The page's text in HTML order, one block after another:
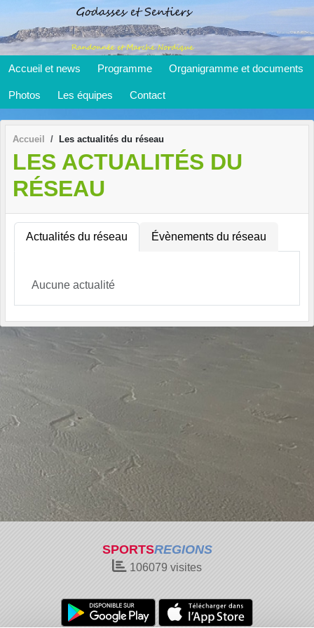
Accueil et news Programme Organigramme et documents
Photos Les équipes Contact
Accueil Les actualités du réseau
LES ACTUALITÉS DU
RÉSEAU
Actualités du réseau Évènements du réseau
Aucune actualité
SPORTSREGIONS
106079 visites
Panneau de gestion des cookies